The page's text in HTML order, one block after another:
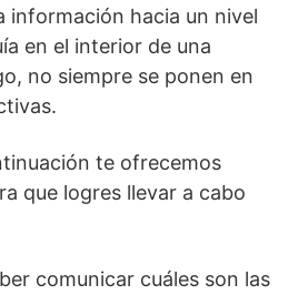
información hacia un nivel
en el interior de una
no siempre se ponen en
te ofrecemos
que logres llevar a cabo
comunicar cuáles son las